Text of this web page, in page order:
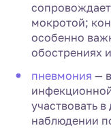
мокротой;
особенно
обострениях
пневмония —
участвовать
наблюдении